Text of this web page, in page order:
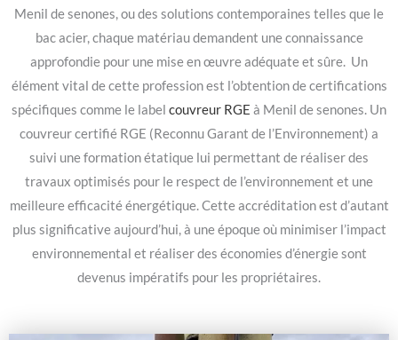
Menil de senones, ou des solutions contemporaines telles que le
bac acier, chaque matériau demandent une connaissance
approfondie pour une mise en œuvre adéquate et sûre. Un
élément vital de cette profession est l’obtention de certifications
spécifiques comme le label couvreur RGE à Menil de senones. Un
couvreur certifié RGE (Reconnu Garant de l’Environnement) a
suivi une formation étatique lui permettant de réaliser des
travaux optimisés pour le respect de l’environnement et une
meilleure efficacité énergétique. Cette accréditation est d’autant
plus significative aujourd’hui, à une époque où minimiser l’impact
environnemental et réaliser des économies d’énergie sont
devenus impératifs pour les propriétaires.